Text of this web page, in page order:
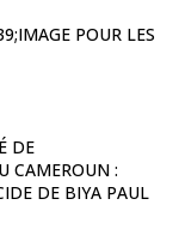
POUR LES
DE
CAMEROUN :
DE BIYA PAUL